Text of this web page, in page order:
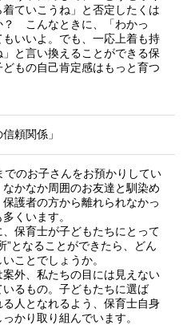
着ていこうね」と否定したくは
？ こんなときに、「わかっ
もいいよ。でも、一応上着も持
」と言い換えることができる保
もの自己肯定感はもっと育つ
頼関係」
でのお子さんをお預かりしてい
なかなか周囲のお友達と馴染め
護者の方から離れられなかっ
くいます。
、保育士が子どもたちにとって
”となることができたら、どん
ことでしょうか。
外、私たちの目には見えない
るもの。子どもたちに選ば
人となれるよう、保育士自身
かり取り組んでいます。